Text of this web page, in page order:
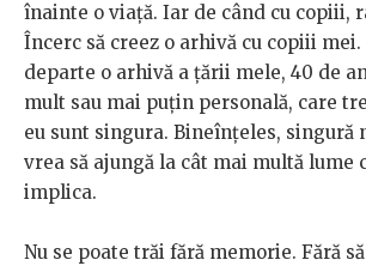
înainte o viață. Iar de când cu copiii,
Încerc să creez o arhivă cu copiii mei.
departe o arhivă a țării mele, 40 de
mult sau mai puțin personală, care
eu sunt singura. Bineînțeles, singură
vrea să ajungă la cât mai multă lume
implica.
Nu se poate trăi fără memorie. Fără